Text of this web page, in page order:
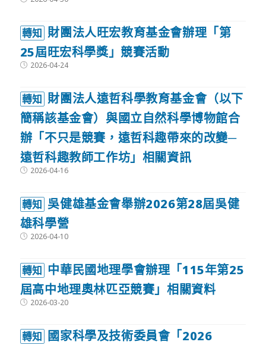
轉知 財團法人旺宏教育基金會辦理「第
25屆旺宏科學獎」競賽活動
Post2026-04-24
轉知 財團法人遠哲科學教育基金會（以下
簡稱該基金會）與國立自然科學博物館合
辦「不只是競賽，遠哲科趣帶來的改變─
遠哲科趣教師工作坊」相關資訊
Post2026-04-16
轉知 吳健雄基金會舉辦2026第28屆吳健
雄科學營
Post2026-04-10
轉知 中華民國地理學會辦理「115年第25
屆高中地理奧林匹亞競賽」相關資料
Post2026-03-20
轉知 國家科學及技術委員會「2026